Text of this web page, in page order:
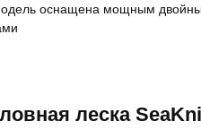
оснащена мощным
леска